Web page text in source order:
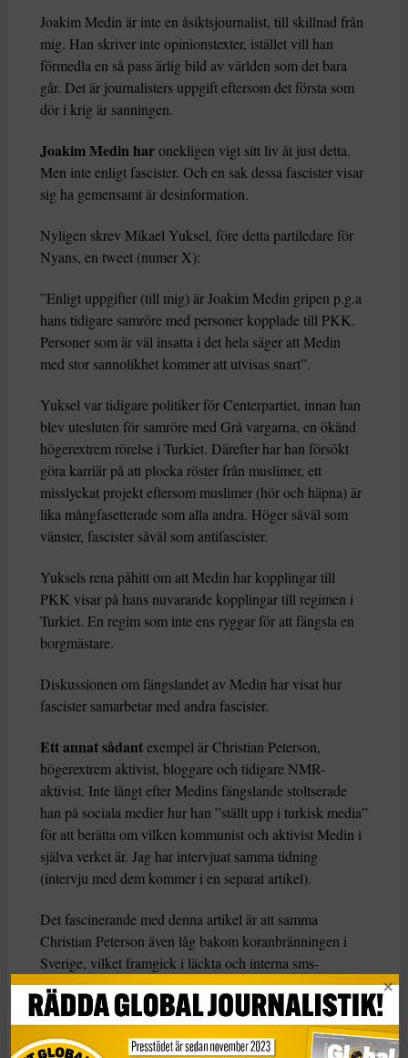
Joakim Medin är inte en åsiktsjournalist, till skillnad från
mig. Han skriver inte opinionstexter, istället vill han
förmedla en så pass ärlig bild av världen som det bara
går. Det är journalisters uppgift eftersom det första som
dör i krig är sanningen.
Joakim Medin haronekligen vigt sitt liv åt just detta.
Men inte enligt fascister. Och en sak dessa fascister visar
sig ha gemensamt är desinformation.
Nyligen skrev Mikael Yuksel, före detta partiledare för
Nyans, en tweet (numer X):
”Enligt uppgifter (till mig) är Joakim Medin gripen p.g.a
hans tidigare samröre med personer kopplade till PKK.
Personer som är väl insatta i det hela säger att Medin
med stor sannolikhet kommer att utvisas snart”.
Yuksel var tidigare politiker för Centerpartiet, innan han
blev utesluten för samröre med Grå vargarna, en ökänd
högerextrem rörelse i Turkiet. Därefter har han försökt
göra karriär på att plocka röster från muslimer, ett
misslyckat projekt eftersom muslimer (hör och häpna) är
lika mångfasetterade som alla andra. Höger såväl som
vänster, fascister såväl som antifascister.
Yuksels rena påhitt om att Medin har kopplingar till
PKK visar på hans nuvarande kopplingar till regimen i
Turkiet. En regim som inte ens ryggar för att fängsla en
borgmästare.
Diskussionen om fängslandet av Medin har visat hur
fascister samarbetar med andra fascister.
Ett annat sådantexempel är Christian Peterson,
högerextrem aktivist, bloggare och tidigare NMR-
aktivist. Inte långt efter Medins fängslande stoltserade
han på sociala medier hur han ”ställt upp i turkisk media”
för att berätta om vilken kommunist och aktivist Medin i
själva verket är. Jag har intervjuat samma tidning
(intervju med dem kommer i en separat artikel).
Det fascinerande med denna artikel är att samma
Christian Peterson även låg bakom koranbränningen i
Sverige, vilket framgick i läckta och interna sms-
konversationer mellan honom, Chang Frick, Rasmus
Paludan och Nick Alinia. Med den bakgrunden torde
han inte ens kunna sätta sin fot själv i Turkiet – ändå är
han beredd att i vanlig ordning ljuga ihop en hel historia